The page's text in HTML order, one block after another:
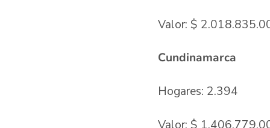
Valor: $
Cundinamarca
Hogares: 2.394
Valor: $